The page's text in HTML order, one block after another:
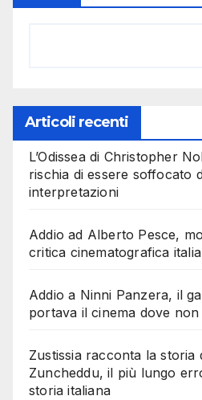
Articoli recenti
L’Odissea di Christopher
rischia di essere soffocato
interpretazioni
Addio ad Alberto Pesce,
critica cinematografica
Addio a Ninni Panzera, il
portava il cinema dove non
Zustissia racconta la storia
Zuncheddu, il più lungo
storia italiana